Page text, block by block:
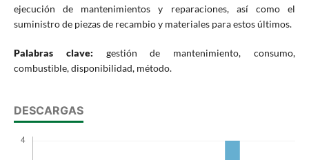
ejecución de mantenimientos y reparaciones, así como el
suministro de piezas de recambio y materiales para estos últimos.
Palabras clave: gestión de mantenimiento, consumo,
combustible, disponibilidad, método.
DESCARGAS